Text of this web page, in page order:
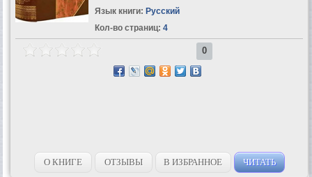
Язык книги: Русский
Кол-во страниц: 4
0
О КНИГЕ ОТЗЫВЫ В ИЗБРАННОЕ ЧИТАТЬ